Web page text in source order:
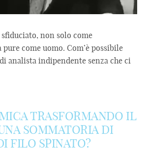
non solo come
come uomo. Com’è possibile
analista indipendente senza che ci
TRASFORMANDO IL
SOMMATORIA DI
FILO SPINATO?